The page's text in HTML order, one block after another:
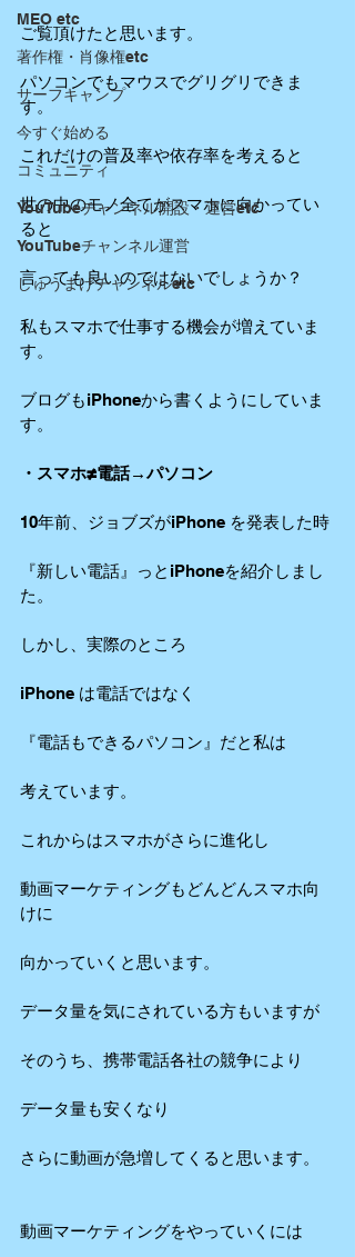
MEO etc
著作権・肖像権etc
サーフキャンプ
今すぐ始める
コミュニティ
YouTubeチャンネル開設・運営etc
YouTubeチャンネル運営
しゅうまげチャンネルetc
ご覧頂けたと思います。
パソコンでもマウスでグリグリできま
す。
これだけの普及率や依存率を考えると
世の中のモノ全てがスマホに向かってい
ると
言っても良いのではないでしょうか？
私もスマホで仕事する機会が増えていま
す。
ブログもiPhoneから書くようにしていま
す。
・スマホ≠電話→パソコン
10年前、ジョブズがiPhone を発表した時
『新しい電話』っとiPhoneを紹介しまし
た。
しかし、実際のところ
iPhone は電話ではなく
『電話もできるパソコン』だと私は
考えています。
これからはスマホがさらに進化し
動画マーケティングもどんどんスマホ向
けに
向かっていくと思います。
データ量を気にされている方もいますが
そのうち、携帯電話各社の競争により
データ量も安くなり
さらに動画が急増してくると思います。
動画マーケティングをやっていくには